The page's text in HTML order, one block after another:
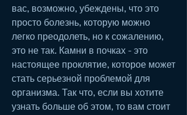
вас, возможно, убеждены, что это
просто болезнь, которую можно
легко преодолеть, но к сожалению,
это не так. Камни в почках - это
настоящее проклятие, которое может
стать серьезной проблемой для
организма. Так что, если вы хотите
узнать больше об этом, то вам стоит